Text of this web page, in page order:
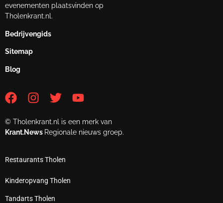
evenementen plaatsvinden op
Tholenkrant.nl.
Bedrijvengids
Sitemap
Blog
© Tholenkrant.nl is een merk van
Krant.News Regionale nieuws groep.
Restaurants Tholen
Kinderopvang Tholen
Tandarts Tholen